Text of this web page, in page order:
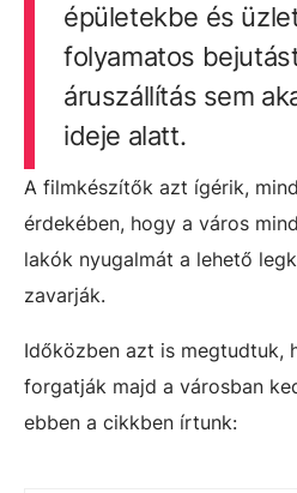
épületekbe és
folyamatos
áruszállítás sem
ideje alatt.
A filmkészítők azt ígérik,
érdekében, hogy a város
lakók nyugalmát a lehető
zavarják.
Időközben azt is megtudtuk,
forgatják majd a városban
ebben a cikkben írtunk: